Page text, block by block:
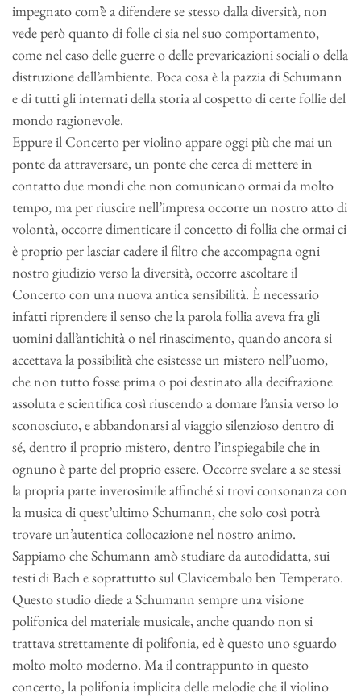
impegnato com’è a difendere se stesso dalla diversità, non
vede però quanto di folle ci sia nel suo comportamento,
come nel caso delle guerre o delle prevaricazioni sociali o della
distruzione dell’ambiente. Poca cosa è la pazzia di Schumann
e di tutti gli internati della storia al cospetto di certe follie del
mondo ragionevole.
Eppure il Concerto per violino appare oggi più che mai un
ponte da attraversare, un ponte che cerca di mettere in
contatto due mondi che non comunicano ormai da molto
tempo, ma per riuscire nell’impresa occorre un nostro atto di
volontà, occorre dimenticare il concetto di follia che ormai ci
è proprio per lasciar cadere il filtro che accompagna ogni
nostro giudizio verso la diversità, occorre ascoltare il
Concerto con una nuova antica sensibilità. È necessario
infatti riprendere il senso che la parola follia aveva fra gli
uomini dall’antichità o nel rinascimento, quando ancora si
accettava la possibilità che esistesse un mistero nell’uomo,
che non tutto fosse prima o poi destinato alla decifrazione
assoluta e scientifica così riuscendo a domare l’ansia verso lo
sconosciuto, e abbandonarsi al viaggio silenzioso dentro di
sé, dentro il proprio mistero, dentro l’inspiegabile che in
ognuno è parte del proprio essere. Occorre svelare a se stessi
la propria parte inverosimile affinché si trovi consonanza con
la musica di quest’ultimo Schumann, che solo così potrà
trovare un’autentica collocazione nel nostro animo.
Sappiamo che Schumann amò studiare da autodidatta, sui
testi di Bach e soprattutto sul Clavicembalo ben Temperato.
Questo studio diede a Schumann sempre una visione
polifonica del materiale musicale, anche quando non si
trattava strettamente di polifonia, ed è questo uno sguardo
molto molto moderno. Ma il contrappunto in questo
concerto, la polifonia implicita delle melodie che il violino